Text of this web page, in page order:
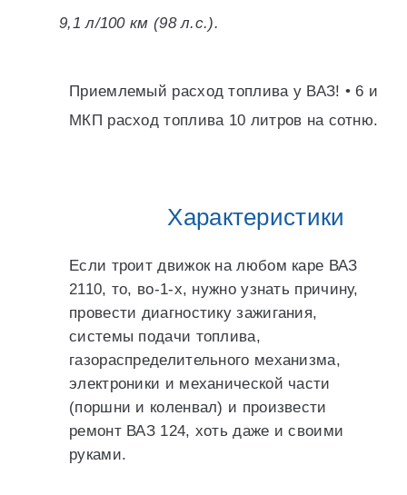
9,1 л/100 км (98 л.с.).
Приемлемый расход топлива у ВАЗ! • 6 и
МКП расход топлива 10 литров на сотню.
Характеристики
Если троит движок на любом каре ВАЗ
2110, то, во-1-х, нужно узнать причину,
провести диагностику зажигания,
системы подачи топлива,
газораспределительного механизма,
электроники и механической части
(поршни и коленвал) и произвести
ремонт ВАЗ 124, хоть даже и своими
руками.